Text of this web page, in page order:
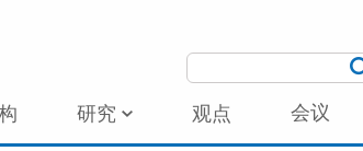
研究 观点 会议